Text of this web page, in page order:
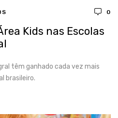
0
Kids nas Escolas
têm ganhado cada vez mais
brasileiro.